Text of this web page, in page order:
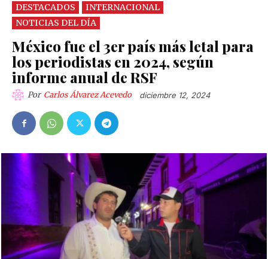
DESTACADOS
INTERNACIONAL
NOTICIAS DEL DÍA
México fue el 3er país más letal para
los periodistas en 2024, según
informe anual de RSF
Por Carlos Álvarez Acevedo diciembre 12, 2024